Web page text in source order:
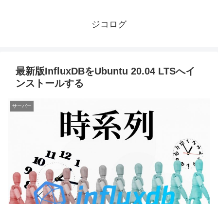
ジコログ
最新版InfluxDBをUbuntu 20.04 LTSへイ
ンストールする
サーバー